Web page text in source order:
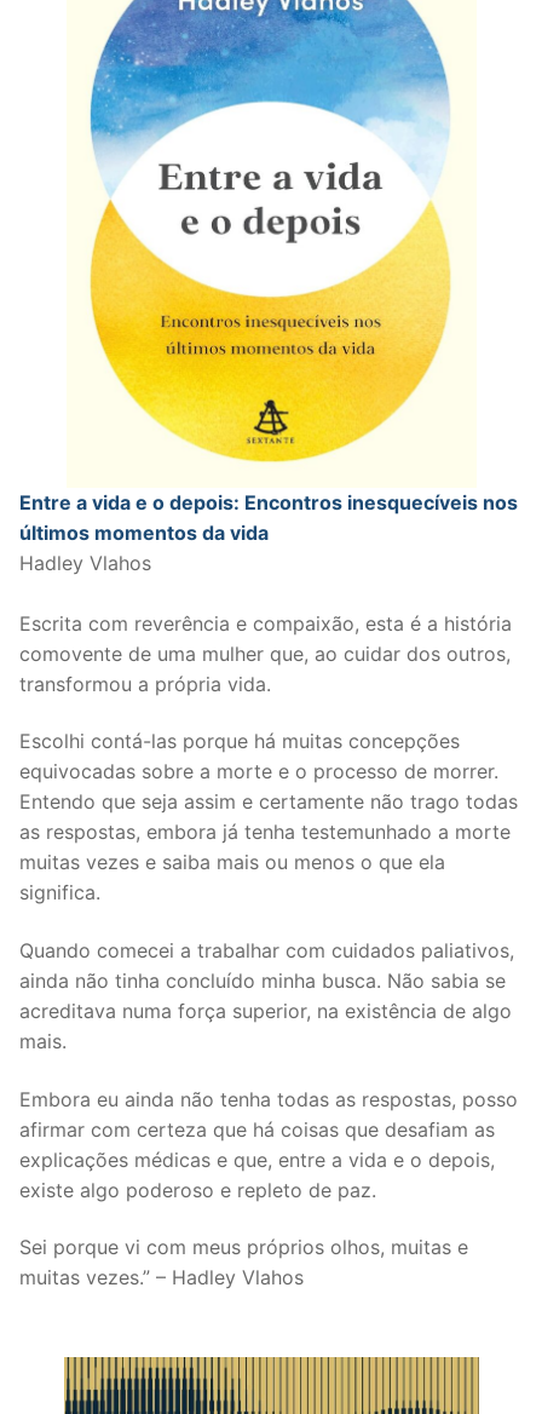
Entre a vida e o depois: Encontros inesquecíveis nos
últimos momentos da vida
Hadley Vlahos
Escrita com reverência e compaixão, esta é a história
comovente de uma mulher que, ao cuidar dos outros,
transformou a própria vida.
Escolhi contá-las porque há muitas concepções
equivocadas sobre a morte e o processo de morrer.
Entendo que seja assim e certamente não trago todas
as respostas, embora já tenha testemunhado a morte
muitas vezes e saiba mais ou menos o que ela
significa.
Quando comecei a trabalhar com cuidados paliativos,
ainda não tinha concluído minha busca. Não sabia se
acreditava numa força superior, na existência de algo
mais.
Embora eu ainda não tenha todas as respostas, posso
afirmar com certeza que há coisas que desafiam as
explicações médicas e que, entre a vida e o depois,
existe algo poderoso e repleto de paz.
Sei porque vi com meus próprios olhos, muitas e
muitas vezes.” – Hadley Vlahos